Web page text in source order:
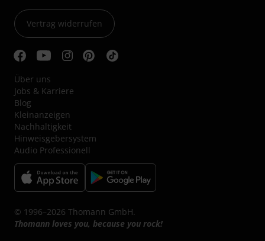
Vertrag widerrufen
Über uns
Jobs & Karriere
Blog
Kleinanzeigen
Nachhaltigkeit
Hinweisgebersystem
Audio Professionell
© 1996–2026 Thomann GmbH.
Thomann loves you, because you rock!